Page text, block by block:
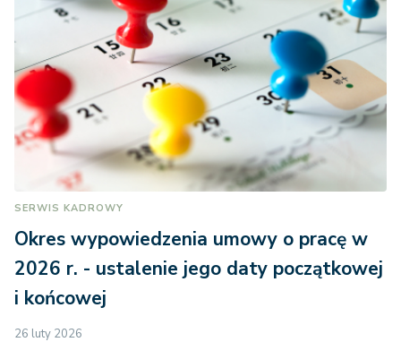
SERWIS KADROWY
Okres wypowiedzenia umowy o pracę w
2026 r. - ustalenie jego daty początkowej
i końcowej
26 luty 2026